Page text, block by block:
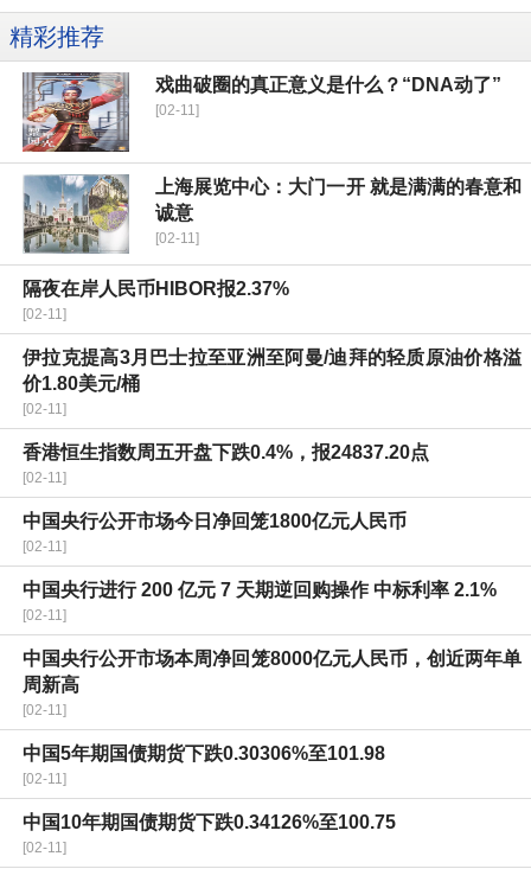
精彩推荐
戏曲破圈的真正意义是什么？“DNA动了”
[02-11]
上海展览中心：大门一开 就是满满的春意和
诚意
[02-11]
隔夜在岸人民币HIBOR报2.37%
[02-11]
伊拉克提高3月巴士拉至亚洲至阿曼/迪拜的轻质原油价格溢
价1.80美元/桶
[02-11]
香港恒生指数周五开盘下跌0.4%，报24837.20点
[02-11]
中国央行公开市场今日净回笼1800亿元人民币
[02-11]
中国央行进行 200 亿元 7 天期逆回购操作 中标利率 2.1%
[02-11]
中国央行公开市场本周净回笼8000亿元人民币，创近两年单
周新高
[02-11]
中国5年期国债期货下跌0.30306%至101.98
[02-11]
中国10年期国债期货下跌0.34126%至100.75
[02-11]